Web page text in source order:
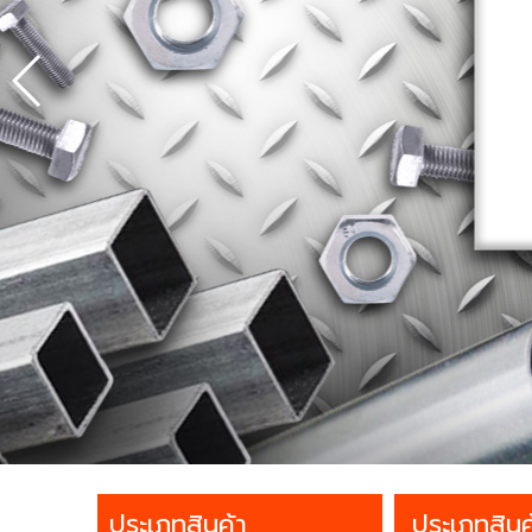
ประเภทสินค้า ประเภทสิน